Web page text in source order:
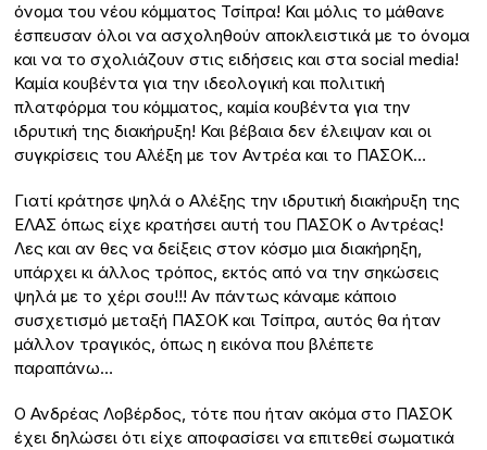
όνομα του νέου κόμματος Τσίπρα! Και μόλις το μάθανε
έσπευσαν όλοι να ασχοληθούν αποκλειστικά με το όνομα
και να το σχολιάζουν στις ειδήσεις και στα social media!
Καμία κουβέντα για την ιδεολογική και πολιτική
πλατφόρμα του κόμματος, καμία κουβέντα για την
ιδρυτική της διακήρυξη! Και βέβαια δεν έλειψαν και οι
συγκρίσεις του Αλέξη με τον Αντρέα και το ΠΑΣΟΚ…
Γιατί κράτησε ψηλά ο Αλέξης την ιδρυτική διακήρυξη της
ΕΛΑΣ όπως είχε κρατήσει αυτή του ΠΑΣΟΚ ο Αντρέας!
Λες και αν θες να δείξεις στον κόσμο μια διακήρηξη,
υπάρχει κι άλλος τρόπος, εκτός από να την σηκώσεις
ψηλά με το χέρι σου!!! Αν πάντως κάναμε κάποιο
συσχετισμό μεταξή ΠΑΣΟΚ και Τσίπρα, αυτός θα ήταν
μάλλον τραγικός, όπως η εικόνα που βλέπετε
παραπάνω…
Ο Ανδρέας Λοβέρδος, τότε που ήταν ακόμα στο ΠΑΣΟΚ
έχει δηλώσει ότι είχε αποφασίσει να επιτεθεί σωματικά